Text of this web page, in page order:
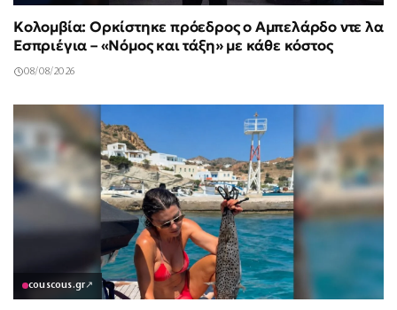
Κολομβία: Ορκίστηκε πρόεδρος ο Αμπελάρδο ντε λα
Εσπριέγια – «Νόμος και τάξη» με κάθε κόστος
08/08/2026
couscous.gr↗